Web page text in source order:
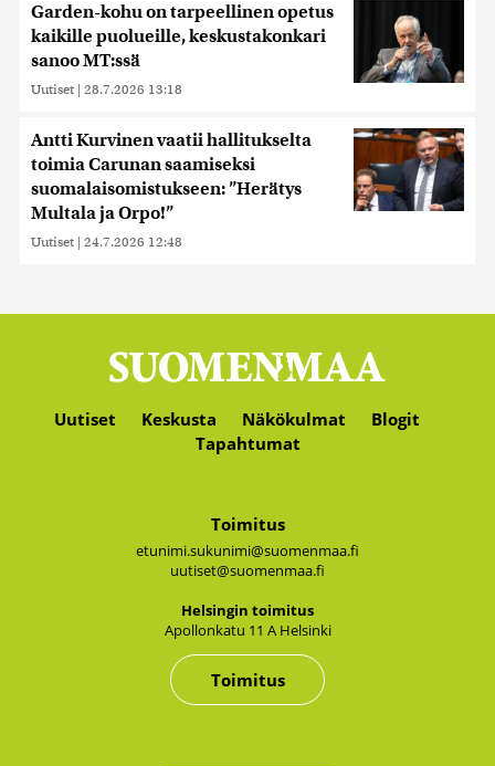
Garden-kohu on tarpeellinen opetus
kaikille puolueille, keskustakonkari
sanoo MT:ssä
Uutiset | 28.7.2026 13:18
Antti Kurvinen vaatii hallitukselta
toimia Carunan saamiseksi
suomalaisomistukseen: ”Herätys
Multala ja Orpo!”
Uutiset | 24.7.2026 12:48
Uutiset Keskusta Näkökulmat
Blogit
Tapahtumat
Toimitus
etunimi.sukunimi@suomenmaa.fi
uutiset@suomenmaa.fi
Hel­sin­gin toi­mi­tus
Apol­lon­ka­tu 11 A Hel­sin­ki
Toimitus